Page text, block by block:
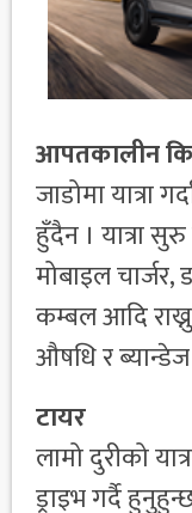
आपतकालीन
जाडोमा यात्रा
हुँदैन । यात्रा
मोबाइल
कम्बल आदि
औषधि र ब्यान्डेज
टायर
लामो दुरीको
ड्राइभ गर्दै